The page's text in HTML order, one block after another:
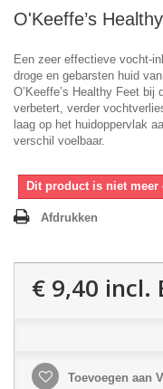
O'Keeffe’s
Een zeer effectieve vocht-
droge en gebarsten huid
O’Keeffe’s Healthy Feet
verbetert, verder
laag op het huidoppervlak
verschil voelbaar.
Dit product is niet meer
Afdrukken
€ 9,40 incl.
Toevoegen aan